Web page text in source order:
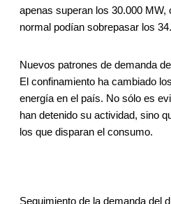
apenas superan los 30.000 MW,
normal podían sobrepasar los
Nuevos patrones de demanda
El confinamiento ha cambiado
energía en el país. No sólo es
han detenido su actividad, sino
los que disparan el consumo.
Seguimiento de la demanda del